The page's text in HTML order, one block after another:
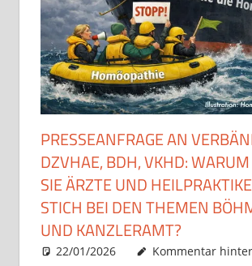
PRESSEANFRAGE AN
DZVHAE, BDH, VKHD:
SIE ÄRZTE UND
STICH BEI DEN THEMEN
UND KANZLERAMT?
22/01/2026 Christian J. Becker
Allgemein
Kommentar